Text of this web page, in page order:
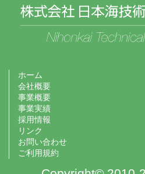
ホーム
会社概要
事業概要
事業実績
採用情報
リンク
お問い合わせ
ご利用規約